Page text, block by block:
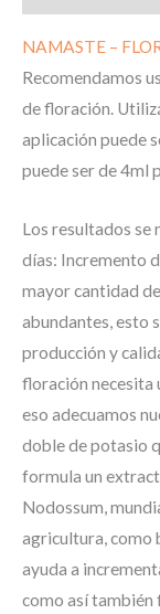
NAMASTE –
Recomendamos
de floración.
aplicación puede
puede ser de 4ml
Los resultados se
días: Incremento
mayor cantidad
abundantes, esto
producción y
floración necesita
eso adecuamos
doble de potasio
formula un
Nodossum,
agricultura, como
ayuda a
como así